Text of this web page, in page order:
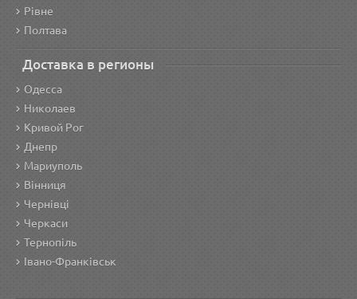
Рівне
Полтава
Доставка в регионы
Одесса
Николаев
Кривой Рог
Днепр
Мариуполь
Вінниця
Чернівці
Черкаси
Тернопіль
Івано-Франківськ